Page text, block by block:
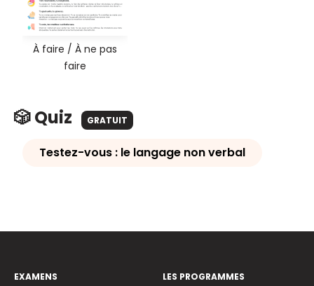
À faire / À ne pas
faire
🎲 Quiz GRATUIT
Testez-vous : le langage non verbal
EXAMENS
LES PROGRAMMES